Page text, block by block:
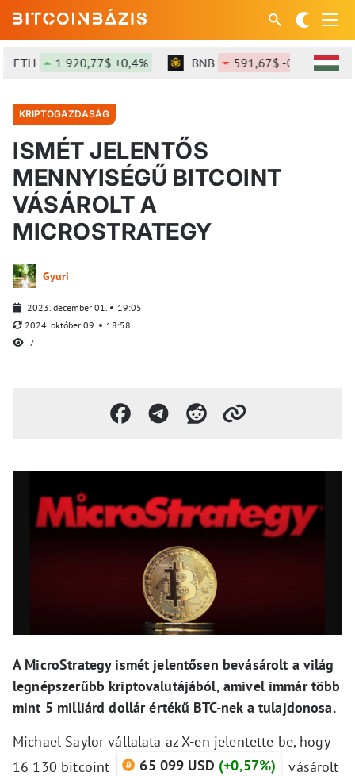
ETH 1 920,77$ +0,4% BNB 591,67$ -0,26%
KRIPTOGAZDASÁG
ISMÉT JELENTŐS
MENNYISÉGŰ BITCOINT
VÁSÁROLT A
MICROSTRATEGY
Gyuri
2023. december 01.
19:05
2024. október 09.
18:58
7
A MicroStrategy ismét jelentősen bevásárolt a világ
legnépszerűbb kriptovalutájából, amivel immár több
mint 5 milliárd dollár értékű BTC-nek a tulajdonosa.
Michael Saylor vállalata az X-en jelentette be, hogy
16 130 bitcoint
65 099 USD (+0,57%)
vásárolt